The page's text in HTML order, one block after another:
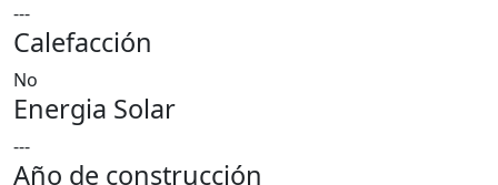
---
Calefacción
No
Energia Solar
---
Año de construcción